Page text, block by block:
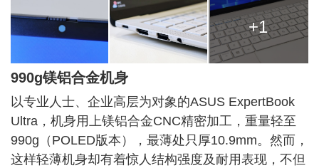
+1
990g镁铝合金机身
以专业人士、企业高层为对象的ASUS ExpertBook
Ultra，机身用上镁铝合金CNC精密加工，重量轻至
990g （POLED版本），最薄处只厚10.9mm。然而，
这样轻薄机身却有着惊人结构强度及耐用表现，不但